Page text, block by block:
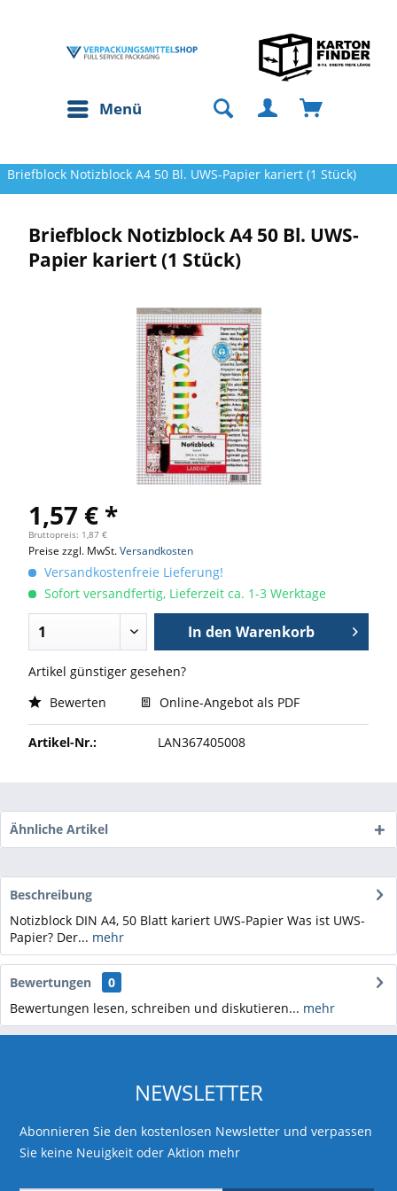
Menü
Briefblock Notizblock A4 50 Bl. UWS-Papier kariert (1 Stück)
Briefblock Notizblock A4 50 Bl. UWS-
Papier kariert (1 Stück)
1,57 € *
Bruttopreis: 1,87 €
Preise zzgl. MwSt.Versandkosten
Versandkostenfreie Lieferung!
Sofort versandfertig, Lieferzeit ca. 1-3 Werktage
In den Warenkorb
Artikel günstiger gesehen?
Bewerten
Online-Angebot als PDF
Artikel-Nr.: LAN367405008
Ähnliche Artikel
Beschreibung
Notizblock DIN A4, 50 Blatt kariert UWS-Papier Was ist UWS-
Papier? Der... mehr
Bewertungen
0
Bewertungen lesen, schreiben und diskutieren... mehr
NEWSLETTER
Abonnieren Sie den kostenlosen Newsletter und verpassen
Sie keine Neuigkeit oder Aktion mehr